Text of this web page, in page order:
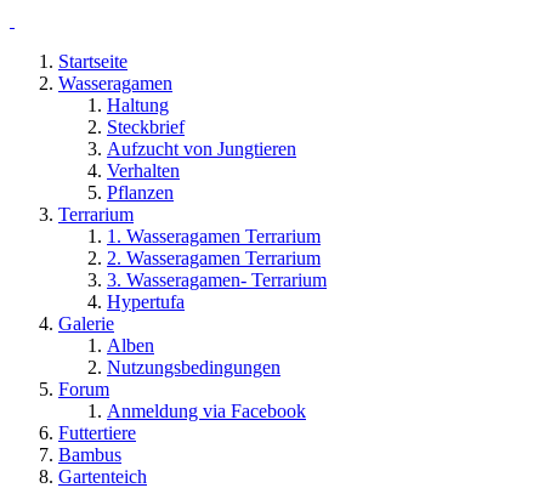
Startseite
Wasseragamen
Haltung
Steckbrief
Aufzucht von Jungtieren
Verhalten
Pflanzen
Terrarium
1. Wasseragamen Terrarium
2. Wasseragamen Terrarium
3. Wasseragamen- Terrarium
Hypertufa
Galerie
Alben
Nutzungsbedingungen
Forum
Anmeldung via Facebook
Futtertiere
Bambus
Gartenteich